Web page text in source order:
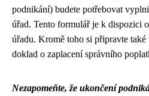
podnikání) budete potřebovat
úřad. Tento formulář je k dispozici
úřadu. Kromě toho si připravte také
doklad o zaplacení správního
Nezapomeňte, že ukončení